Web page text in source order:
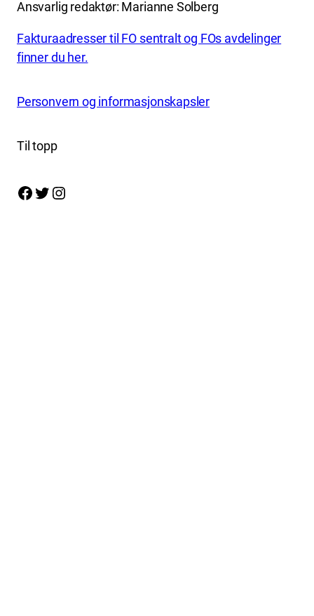
Ansvarlig redaktør: Marianne Solberg
Fakturaadresser til FO sentralt og FOs avdelinger
finner du her.
Personvern og informasjonskapsler
Til topp
Facebook Twitter Instagram